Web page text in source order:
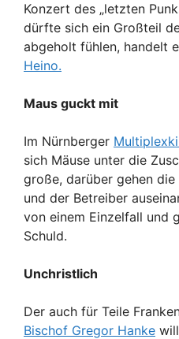
Konzert des „letzten
dürfte sich ein Großteil
abgeholt fühlen, handelt
Heino.
Maus guckt mit
Im Nürnberger
sich Mäuse unter die
große, darüber gehen
und der Betreiber
von einem Einzelfall und
Schuld.
Unchristlich
Der auch für Teile
Bischof Gregor Hanke